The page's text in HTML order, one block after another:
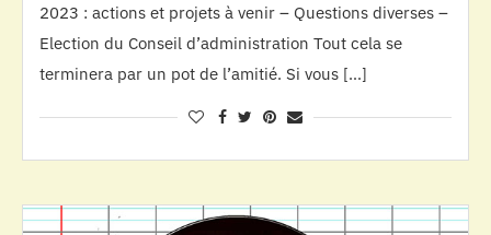
2023 : actions et projets à venir – Questions diverses –
Election du Conseil d’administration Tout cela se
terminera par un pot de l’amitié. Si vous […]